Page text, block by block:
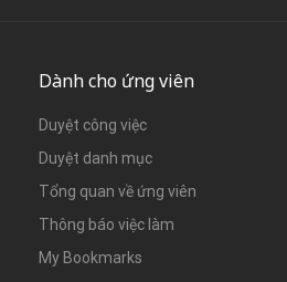
Dành cho ứng viên
Duyệt công việc
Duyệt danh mục
Tổng quan về ứng viên
Thông báo việc làm
My Bookmarks